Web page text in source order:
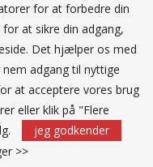
for at forbedre din
at sikre din adgang,
Det hjælper os med
adgang til nyttige
at acceptere vores brug
eller klik på "Flere
jeg godkender
>>